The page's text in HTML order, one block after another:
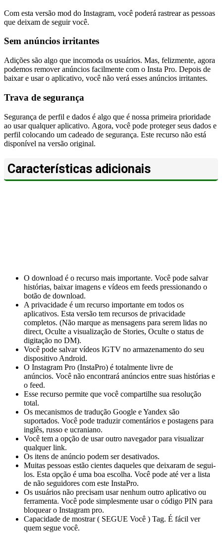
Com esta versão mod do Instagram, você poderá rastrear as pessoas
que deixam de seguir você.
Sem anúncios irritantes
Adições são algo que incomoda os usuários. Mas, felizmente, agora
podemos remover anúncios facilmente com o Insta Pro. Depois de
baixar e usar o aplicativo, você não verá esses anúncios irritantes.
Trava de segurança
Segurança de perfil e dados é algo que é nossa primeira prioridade
ao usar qualquer aplicativo. Agora, você pode proteger seus dados e
perfil colocando um cadeado de segurança. Este recurso não está
disponível na versão original.
Características adicionais
O download é o recurso mais importante. Você pode salvar
histórias, baixar imagens e vídeos em feeds pressionando o
botão de download.
A privacidade é um recurso importante em todos os
aplicativos. Esta versão tem recursos de privacidade
completos. (Não marque as mensagens para serem lidas no
direct, Oculte a visualização de Stories, Oculte o status de
digitação no DM).
Você pode salvar vídeos IGTV no armazenamento do seu
dispositivo Android.
O Instagram Pro (InstaPro) é totalmente livre de
anúncios. Você não encontrará anúncios entre suas histórias e
o feed.
Esse recurso permite que você compartilhe sua resolução
total.
Os mecanismos de tradução Google e Yandex são
suportados. Você pode traduzir comentários e postagens para
inglês, russo e ucraniano.
Você tem a opção de usar outro navegador para visualizar
qualquer link.
Os itens de anúncio podem ser desativados.
Muitas pessoas estão cientes daqueles que deixaram de segui-
los. Esta opção é uma boa escolha. Você pode até ver a lista
de não seguidores com este InstaPro.
Os usuários não precisam usar nenhum outro aplicativo ou
ferramenta. Você pode simplesmente usar o código PIN para
bloquear o Instagram pro.
Capacidade de mostrar ( SEGUE Você ) Tag. É fácil ver
quem segue você.